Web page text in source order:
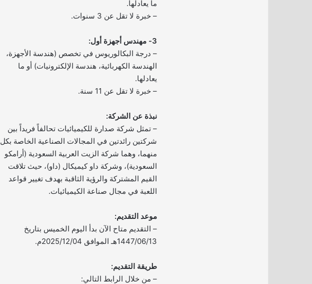
ما يعادلها.
– خبرة لا تقل عن 3 سنوات.
3- مهندس أجهزة أول:
– درجة البكالوريوس في تخصص (هندسة الأجهزة،
الهندسة الكهربائية، هندسة الإلكترونيات) أو ما
يعادلها.
– خبرة لا تقل عن 11 سنة.
نبذة عن الشركة:
– تمثل شركة صدارة للكيميائيات تحالفاً فريداً بين
شركتين رائدتين في المجالات الصناعية الخاصة بكل
منهما، وهما شركة الزيت العربية السعودية (أرامكو
السعودية)، وشركة داو كيميكال (داو)، حيث تلاقت
القيم المشتركة والرؤية الثاقبة بهدف تغيير قواعد
اللعبة في مجال صناعة الكيميائيات.
موعد التقديم:
– التقديم متاح الآن بدأ اليوم الخميس بتاريخ
1447/06/13هـ الموافق 2025/12/04م.
طريقة التقديم:
– من خلال الرابط التالي: